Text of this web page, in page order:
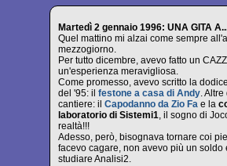
Martedì 2 gennaio 1996: UNA GITA
Quel mattino mi alzai come sempre
mezzogiorno.
Per tutto dicembre, avevo fatto un
un'esperienza meravigliosa.
Come promesso, avevo scritto la
del '95: il festone a casa di Andy.
cantiere: il Capodanno da Zio Fa e la
laboratorio di Sistemi1, il sogno di
realtà!!!
Adesso, però, bisognava tornare coi
facevo cagare, non avevo più un soldo
studiare Analisi2.